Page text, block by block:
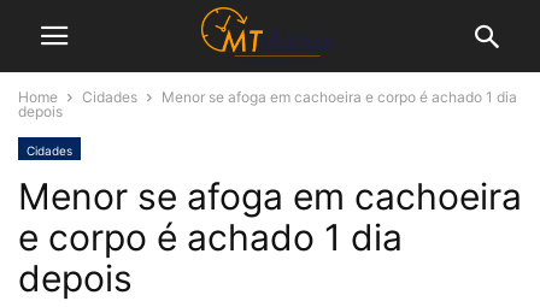
Home Cidades
Menor se afoga em cachoeira e corpo é achado 1 dia
depois
Cidades
Menor se afoga em cachoeira
e corpo é achado 1 dia
depois